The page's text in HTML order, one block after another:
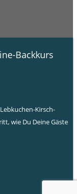
Backkurs
Kirsch-
wie Du Deine Gäste